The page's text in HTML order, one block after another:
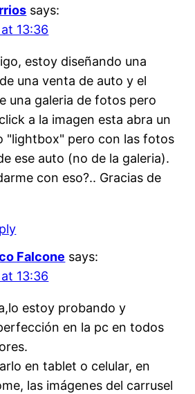
says:
13:36
estoy diseñando una
una venta de auto y el
una galeria de fotos pero
a la imagen esta abra un
"lightbox" pero con las fotos
ese auto (no de la galeria).
con eso?.. Gracias de
Falcone says:
13:36
estoy probando y
en la pc en todos
en tablet o celular, en
las imágenes del carrusel